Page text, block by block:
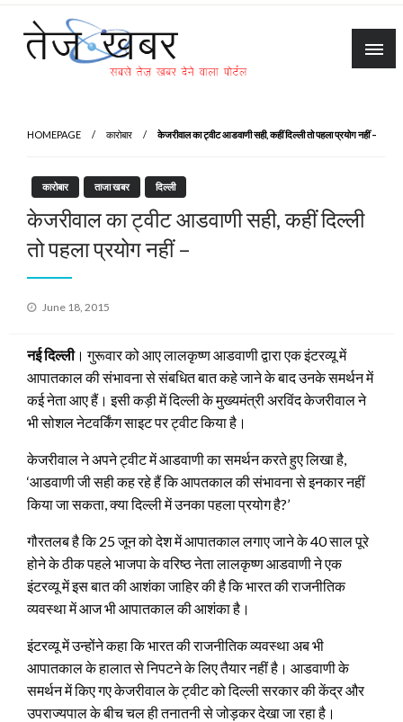
Skip
content
HOMEPAGE कारोबार केजरीवाल का ट्वीट आडवाणी सही, कहीं दिल्‍ली तो पहला प्रयोग नहीं –
कारोबार ताजा खबर दिल्ली
केजरीवाल का ट्वीट आडवाणी सही, कहीं दिल्‍ली
तो पहला प्रयोग नहीं –
Posted
June 18, 2015
नई दिल्‍ली। गुरूवार को आए लालकृष्‍ण आडवाणी द्वारा एक इंटरव्‍यू में
आपातकाल की संभावना से संबधित बात कहे जाने के बाद उनके समर्थन में
कई नेता आए हैं। इसी कड़ी में दिल्‍ली के मुख्‍यमंत्री अरविंद केजरीवाल ने
भी सोशल नेटवर्किंग साइट पर ट्वीट किया है।
केजरीवाल ने अपने ट्वीट में आडवाणी का समर्थन करते हुए लिखा है,
‘आडवाणी जी सही कह रहे हैं कि आपतकाल की संभावना से इनकार नहीं
किया जा सकता, क्‍या दिल्‍ली में उनका पहला प्रयोग है?’
गौरतलब है कि 25 जून को देश में आपातकाल लगाए जाने के 40 साल पूरे
होने के ठीक पहले भाजपा के वरिष्‍ठ नेता लालकृष्‍ण आडवाणी ने एक
इंटरव्‍यू में इस बात की आशंका जाहि‍‍र की है कि भारत की राजनीतिक
व्‍यवस्‍था में आज भी आपातकाल की आशंका है।
इंटरव्यू में उन्होंने कहा कि भारत की राजनीतिक व्‍यवस्‍था अब भी
आपातकाल के हालात से निपटने के लिए तैयार नहीं है। आडवाणी के
समर्थन में किए गए केजरीवाल के ट्वीट को दिल्‍ली सरकार की केंद्र और
उपराज्‍यपाल के बीच चल ही तनातनी से जोड़कर देखा जा रहा है।